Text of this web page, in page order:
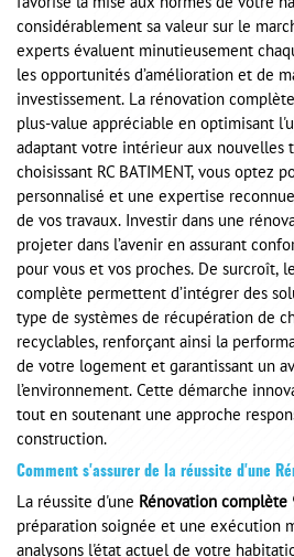
favorise la mise aux normes de votre
considérablement sa valeur sur le
experts évaluent minutieusement
les opportunités d’amélioration et de
investissement. La rénovation
plus-value appréciable en optimisant
adaptant votre intérieur aux nouvelles
choisissant RC BATIMENT, vous optez
personnalisé et une expertise
de vos travaux. Investir dans une
projeter dans l’avenir en assurant
pour vous et vos proches. De surcroît,
complète permettent d’intégrer des
type de systèmes de récupération de
recyclables, renforçant ainsi la
de votre logement et garantissant un
l’environnement. Cette démarche
tout en soutenant une approche
construction.
Comment s'assurer de la réussite d'une
La réussite d'une Rénovation
préparation soignée et une exécution
analysons l'état actuel de votre